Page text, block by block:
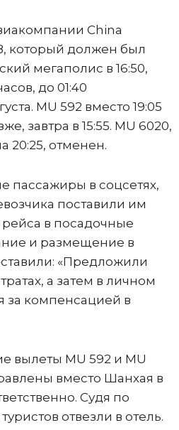
China
который должен был
мегаполис в 16:50,
до 01:40
MU 592 вместо 19:05
завтра в 15:55. MU 6020,
20:25, отменен.
пассажиры в соцсетях,
поставили им
в посадочные
и размещение в
«Предложили
а затем в личном
за компенсацией в
вылеты MU 592 и MU
вместо Шанхая в
Судя по
отвезли в отель.